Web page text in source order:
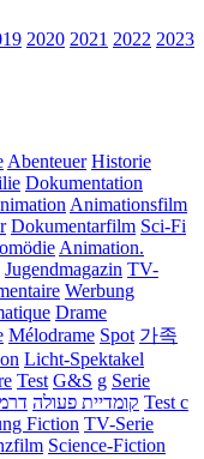
2020 2021 2022 2023
Abenteuer Historie
Dokumentation
Animationsfilm
Dokumentarfilm Sci-Fi
Animation.
Jugendmagazin TV-
Werbung
Drame
Mélodrame Spot 가족
Licht-Spektakel
Test G&S g Serie
קומדיית פעולה Test c
Fiction TV-Serie
Science-Fiction